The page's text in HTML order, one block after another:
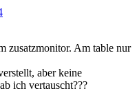
zusatzmonitor. Am table nur
aber keine
ich vertauscht???